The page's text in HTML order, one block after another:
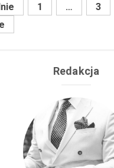
1 … 3
Redakcja